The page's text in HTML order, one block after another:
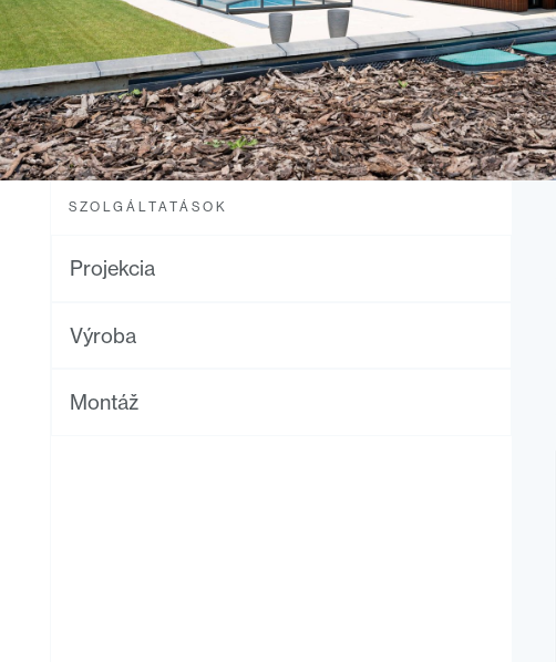
SZOLGÁLTATÁSOK
Projekcia
Výroba
Montáž